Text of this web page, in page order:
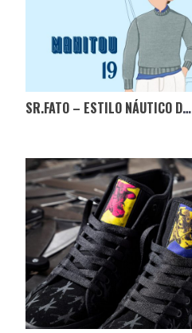
SR.FATO – ESTILO NÁUTICO DE JFK